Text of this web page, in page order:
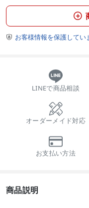

 お客様情報を保護してい
LINEで商品相談
オーダーメイド対応
お支払い方法
商品説明